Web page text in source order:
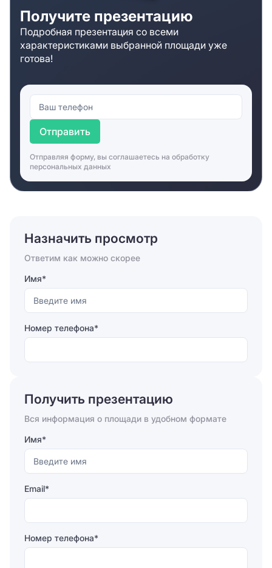
Получите презентацию
Подробная презентация со всеми
характеристиками выбранной площади уже
готова!
Отправить
Отправляя форму, вы соглашаетесь на обработку
персональных данных
Назначить просмотр
Ответим как можно скорее
Имя*
Номер телефона*
Отправить
Получить презентацию
Вся информация о площади в удобном формате
Имя*
Email*
Номер телефона*